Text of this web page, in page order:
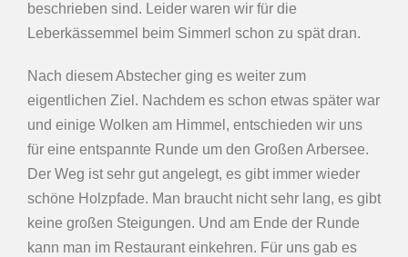
beschrieben sind. Leider waren wir für die
Leberkässemmel beim Simmerl schon zu spät dran.
Nach diesem Abstecher ging es weiter zum
eigentlichen Ziel. Nachdem es schon etwas später war
und einige Wolken am Himmel, entschieden wir uns
für eine entspannte Runde um den Großen Arbersee.
Der Weg ist sehr gut angelegt, es gibt immer wieder
schöne Holzpfade. Man braucht nicht sehr lang, es gibt
keine großen Steigungen. Und am Ende der Runde
kann man im Restaurant einkehren. Für uns gab es